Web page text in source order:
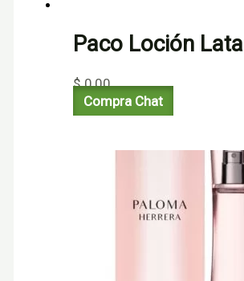
Paco Loción Lata
$0,00
Compra Chat